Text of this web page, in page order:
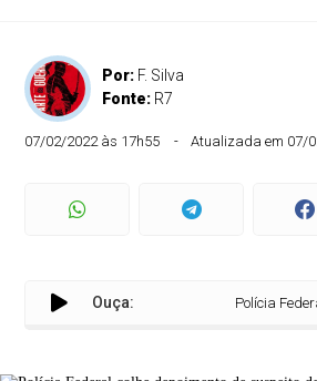
Por: F. Silva
Fonte: R7
07/02/2022 às 17h55 Atualizada em 07/
Ouça: Polícia